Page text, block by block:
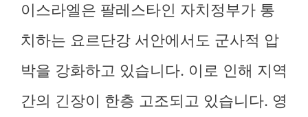
이스라엘은 팔레스타인 자치정부가 통
치하는 요르단강 서안에서도 군사적 압
박을 강화하고 있습니다. 이로 인해 지역
간의 긴장이 한층 고조되고 있습니다. 영